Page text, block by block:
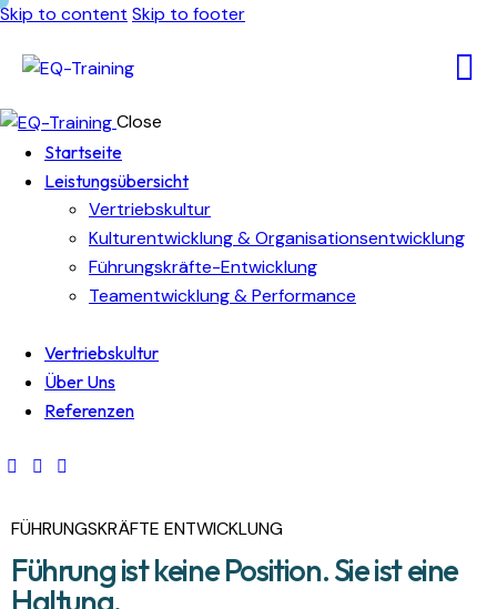
Skip to content Skip to footer
Close
Startseite
Leistungsübersicht
Vertriebskultur
Kulturentwicklung & Organisationsentwicklung
Führungskräfte-Entwicklung
Teamentwicklung & Performance
Vertriebskultur
Über Uns
Referenzen
FÜHRUNGSKRÄFTE ENTWICKLUNG
Führung ist keine Position. Sie ist eine
Haltung.